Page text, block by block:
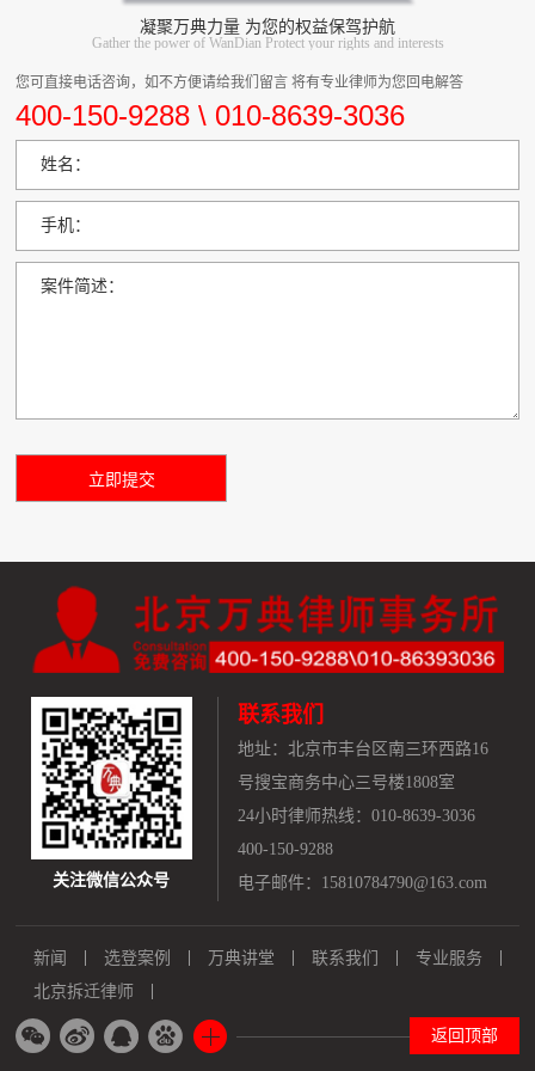
凝聚万典力量 为您的权益保驾护航
Gather the power of WanDian Protect your rights and interests
您可直接电话咨询，如不方便请给我们留言 将有专业律师为您回电解答
400-150-9288 \ 010-8639-3036
姓名：
手机：
案件简述：
关注微信公众号
联系我们
地址： 北京市丰台区南三环西路16
号搜宝商务中心三号楼1808室
24小时律师热线：010-8639-3036
400-150-9288
电子邮件：15810784790@163.com
新闻 选登案例 万典讲堂 联系我们
专业服务
北京拆迁律师
返回顶部